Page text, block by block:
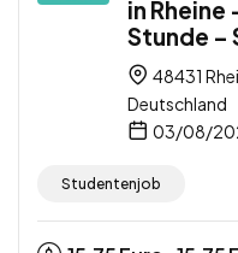
in Rheine
Stunde –
48431
Deutschland
03/08/
Studentenjob